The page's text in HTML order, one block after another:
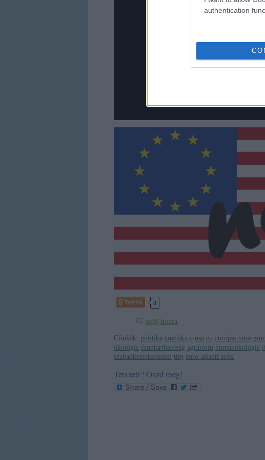
authentication
Tetszik 0
szólj hozzá
Címkék: politika amerika e usa eu európai unió
ökológia fenntarthatóság agrárium humánökológia
szabadkereskedelem ttip euro-atlanti erők
Tetszett? Oszd meg!